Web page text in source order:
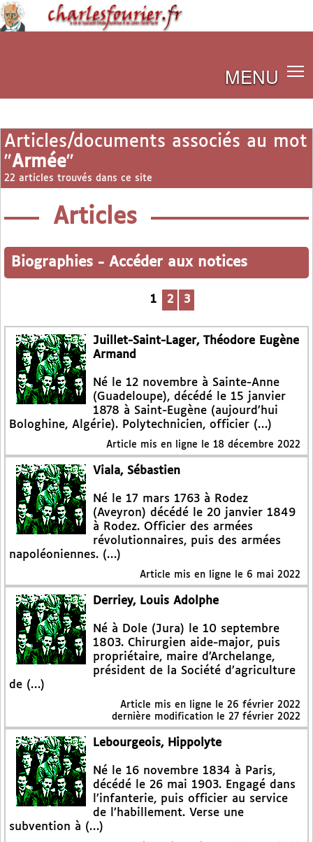
MENU
Articles/documents associés au mot
"Armée"
22 articles trouvés dans ce site
Articles
Biographies - Accéder aux notices
1 2 3
Juillet-Saint-Lager, Théodore Eugène
Armand
Né le 12 novembre à Sainte-Anne
(Guadeloupe), décédé le 15 janvier
1878 à Saint-Eugène (aujourd’hui
Bologhine, Algérie). Polytechnicien, officier (…)
Article mis en ligne le 18 décembre 2022
Viala, Sébastien
Né le 17 mars 1763 à Rodez
(Aveyron) décédé le 20 janvier 1849
à Rodez. Officier des armées
révolutionnaires, puis des armées
napoléoniennes. (…)
Article mis en ligne le 6 mai 2022
Derriey, Louis Adolphe
Né à Dole (Jura) le 10 septembre
1803. Chirurgien aide-major, puis
propriétaire, maire d’Archelange,
président de la Société d’agriculture
de (…)
Article mis en ligne le 26 février 2022
dernière modification le 27 février 2022
Lebourgeois, Hippolyte
Né le 16 novembre 1834 à Paris,
décédé le 26 mai 1903. Engagé dans
l’infanterie, puis officier au service
de l’habillement. Verse une
subvention à (…)